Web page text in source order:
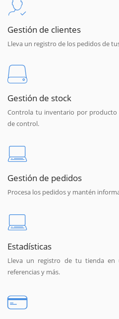
Gestión de clientes
Lleva un registro de los pedidos de
Gestión de stock
Controla tu inventario por producto
de control.
Gestión de pedidos
Procesa los pedidos y mantén
Estadísticas
Lleva un registro de tu tienda en
referencias y más.